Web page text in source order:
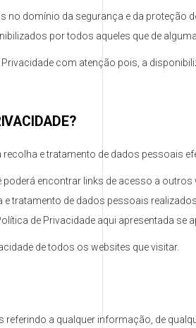
no domínio da segurança e da
por todos aqueles que de
Privacidade com atenção pois, a
e tratamento de dados pessoais
encontrar links de acesso a
tratamento de dados pessoais
de Privacidade aqui apresentada se
de todos os websites que visitar.
a qualquer informação, de